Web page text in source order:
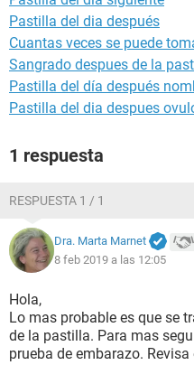
Pastilla del dia después
Cuantas veces se puede
Sangrado despues de la
Pastilla del día después
Pastilla del dia despues
1 respuesta
RESPUESTA 1 / 1
Dra. Marta Marnet
8 feb 2019 a las 12:05
Hola,
Lo mas probable es que se
de la pastilla. Para mas
prueba de embarazo. Revisa